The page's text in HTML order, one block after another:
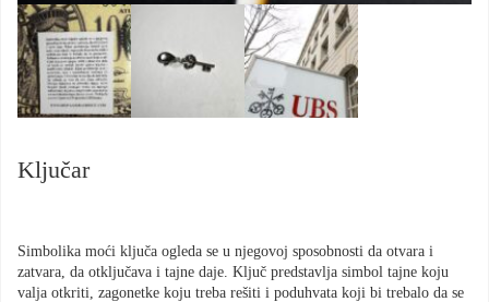
Ključar
Simbolika moći ključa ogleda se u njegovoj sposobnosti da otvara i
zatvara, da otključava i tajne daje. Ključ predstavlja simbol tajne koju
valja otkriti, zagonetke koju treba rešiti i poduhvata koji bi trebalo da se